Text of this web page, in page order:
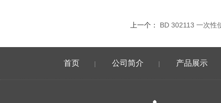
上一个： BD 302113 一次性
首页 公司简介 产品展示